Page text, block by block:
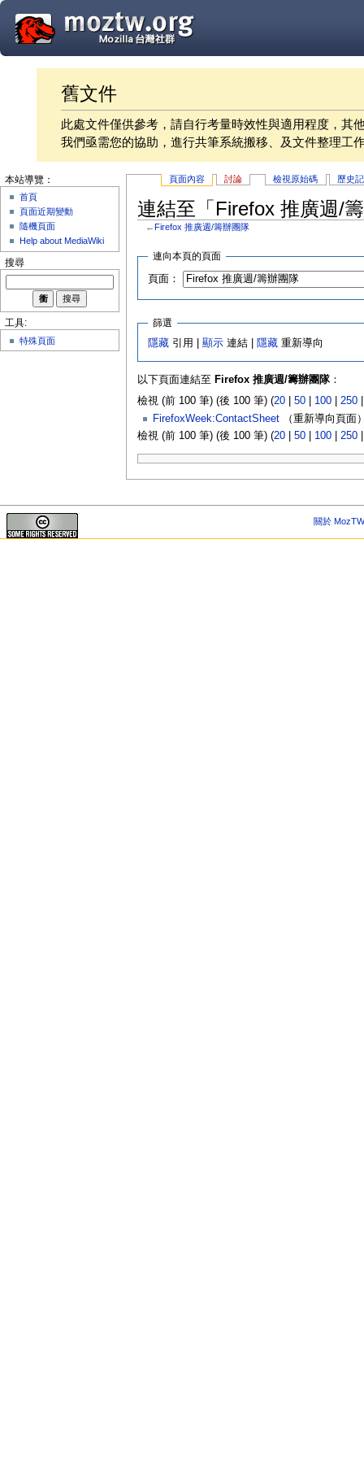
舊文件
此處文件僅供參考，請自行考量時效性與適用程度，其
我們亟需您的協助，進行共筆系統搬移、及文件整理工
頁面內容 討論 檢視原始碼 歷史
連結至「Firefox 推廣週/
← Firefox 推廣週/籌辦團隊
連向本頁的頁面
頁面：
篩選
隱藏 引用 |顯示 連結 | 隱藏 重新導向
以下頁面連結至 Firefox 推廣週/籌辦團隊：
檢視 (前 100 筆) (後 100 筆) (20| 50| 100| 250
FirefoxWeek:ContactSheet（重新導向頁面
檢視 (前 100 筆) (後 100 筆) (20| 50| 100| 250
本站導覽：
首頁
頁面近期變動
隨機頁面
Help about MediaWiki
搜尋
工具:
特殊頁面
關於